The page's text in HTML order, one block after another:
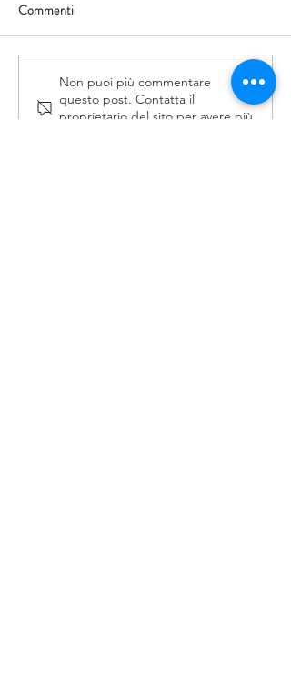
PEELING - Recap corso
monotematico 16.01.2021
Commenti
Non puoi più commentare
questo post. Contatta il
proprietario del sito per avere più